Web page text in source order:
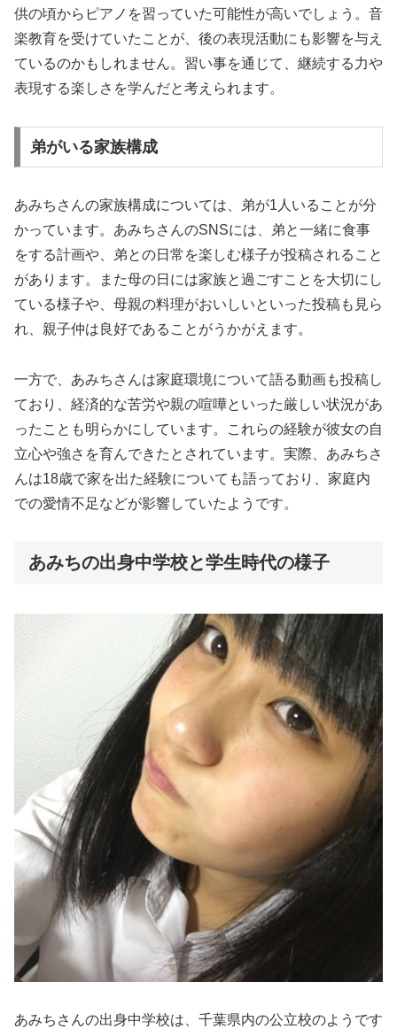
供の頃からピアノを習っていた可能性が高いでしょう。音
楽教育を受けていたことが、後の表現活動にも影響を与え
ているのかもしれません。習い事を通じて、継続する力や
表現する楽しさを学んだと考えられます。
弟がいる家族構成
あみちさんの家族構成については、弟が1人いることが分
かっています。あみちさんのSNSには、弟と一緒に食事
をする計画や、弟との日常を楽しむ様子が投稿されること
があります。また母の日には家族と過ごすことを大切にし
ている様子や、母親の料理がおいしいといった投稿も見ら
れ、親子仲は良好であることがうかがえます。
一方で、あみちさんは家庭環境について語る動画も投稿し
ており、経済的な苦労や親の喧嘩といった厳しい状況があ
ったことも明らかにしています。これらの経験が彼女の自
立心や強さを育んできたとされています。実際、あみちさ
んは18歳で家を出た経験についても語っており、家庭内
での愛情不足などが影響していたようです。
あみちの出身中学校と学生時代の様子
あみちさんの出身中学校は、千葉県内の公立校のようです